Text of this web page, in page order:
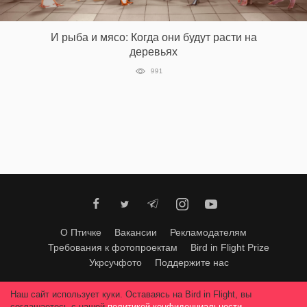
И рыба и мясо: Когда они будут расти на
деревьях
991
О Птичке Вакансии
Рекламодателям
Требования к фотопроектам
Bird in Flight Prize
Укрсучфото
Поддержите нас
Любое использование материалов допускается только с согласия
редакции.© 2026, Bird In Flight.
Наш сайт использует куки. Оставаясь на Bird in Flight, вы